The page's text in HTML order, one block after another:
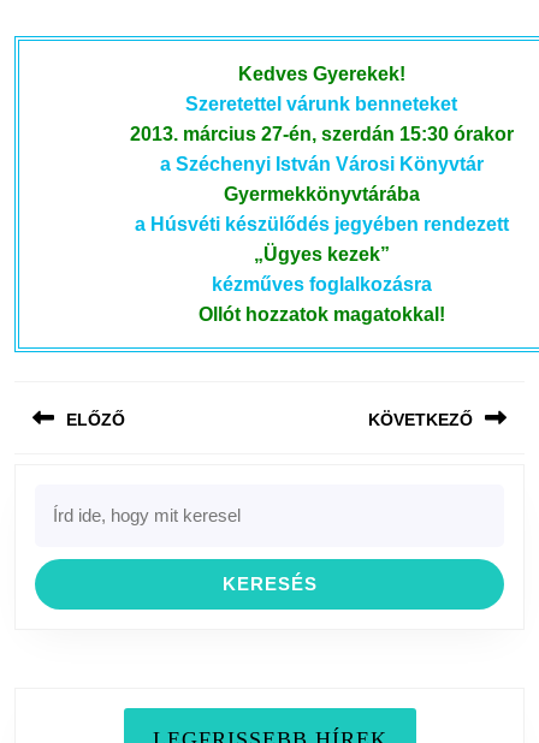
Kedves Gyerekek!
Szeretettel várunk benneteket
2013. március 27-én, szerdán 15:30 órakor
a Széchenyi István Városi Könyvtár
Gyermekkönyvtárába
a Húsvéti készülődés jegyében rendezett
„Ügyes kezek”
kézműves foglalkozásra
Ollót hozzatok magatokkal!
navigáció
ELŐZŐ
post:
KÖVETKEZŐ
for: